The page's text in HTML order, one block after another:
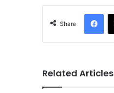
Share
Related Articles